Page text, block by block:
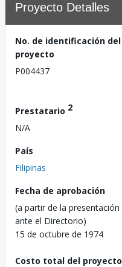
Proyecto Detalles
No. de identificación del
proyecto
P004437
Prestatario 2
N/A
País
Filipinas
Fecha de aprobación
(a partir de la presentación
ante el Directorio)
15 de octubre de 1974
Costo total del proyecto